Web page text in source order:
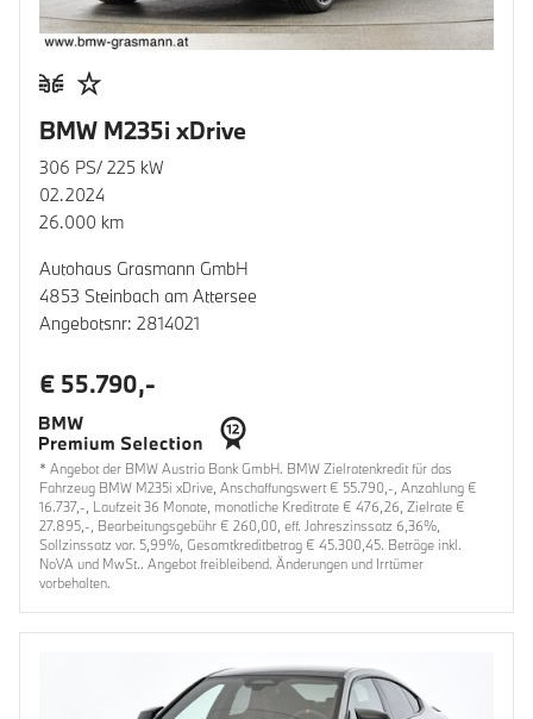
BMW M235i xDrive
306 PS/ 225 kW
02.2024
26.000 km
Autohaus Grasmann GmbH
4853 Steinbach am Attersee
Angebotsnr: 2814021
€ 55.790,-
* Angebot der BMW Austria Bank GmbH. BMW Zielratenkredit für das
Fahrzeug BMW M235i xDrive, Anschaffungswert € 55.790,-, Anzahlung €
16.737,-, Laufzeit 36 Monate, monatliche Kreditrate € 476,26, Zielrate €
27.895,-, Bearbeitungsgebühr € 260,00, eff. Jahreszinssatz 6,36%,
Sollzinssatz var. 5,99%, Gesamtkreditbetrag € 45.300,45. Beträge inkl.
NoVA und MwSt.. Angebot freibleibend. Änderungen und Irrtümer
vorbehalten.